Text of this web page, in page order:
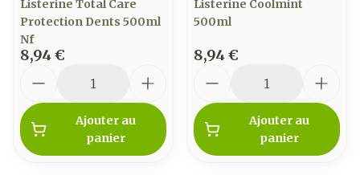
Listerine Total Care
Protection Dents 500ml
Nf
8,94 €
Ajouter au
panier
Listerine Coolmint
500ml
8,94 €
Ajouter au
panier